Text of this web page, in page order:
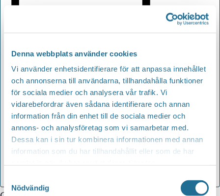
Denna webbplats använder cookies
Vi använder enhetsidentifierare för att anpassa innehållet
och annonserna till användarna, tillhandahålla funktioner
för sociala medier och analysera vår trafik. Vi
vidarebefordrar även sådana identifierare och annan
information från din enhet till de sociala medier och
annons- och analysföretag som vi samarbetar med.
Dessa kan i sin tur kombinera informationen med annan
information som du har tillhandahållit eller som de har
Nödvändig
Lägg till i kalender